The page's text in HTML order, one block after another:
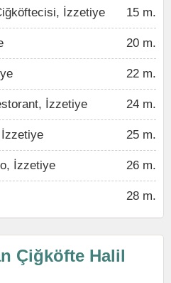
İzzetiye 15 m.
20 m.
22 m.
İzzetiye 24 m.
İzzetiye 25 m.
İzzetiye 26 m.
28 m.
Çiğköfte Halil